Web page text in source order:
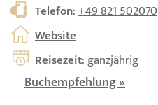
Telefon:+49 821 502070
Website
Reisezeit: ganzjährig
Buchempfehlung »